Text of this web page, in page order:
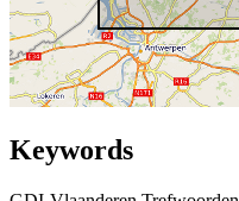
Keywords